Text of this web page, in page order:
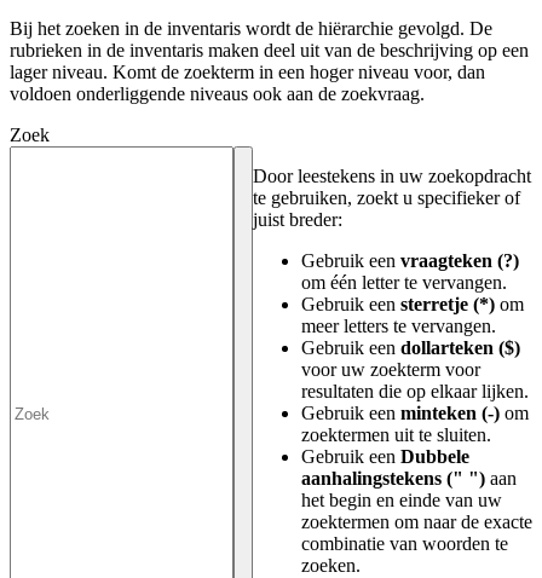
Bij het zoeken in de inventaris wordt de hiërarchie gevolgd. De
rubrieken in de inventaris maken deel uit van de beschrijving op een
lager niveau. Komt de zoekterm in een hoger niveau voor, dan
voldoen onderliggende niveaus ook aan de zoekvraag.
Zoek
Door leestekens in uw zoekopdracht
te gebruiken, zoekt u specifieker of
juist breder:
Gebruik een vraagteken (?)
om één letter te vervangen.
Gebruik een sterretje (*) om
meer letters te vervangen.
Gebruik een dollarteken ($)
voor uw zoekterm voor
resultaten die op elkaar lijken.
Gebruik een minteken (-) om
zoektermen uit te sluiten.
Gebruik een Dubbele
aanhalingstekens (" ") aan
het begin en einde van uw
zoektermen om naar de exacte
combinatie van woorden te
zoeken.